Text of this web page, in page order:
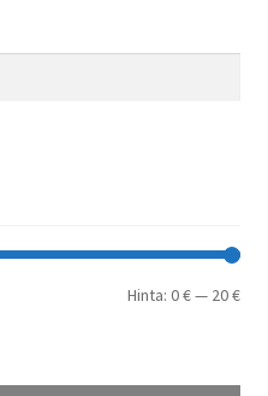
Hinta:0 €— 20 €